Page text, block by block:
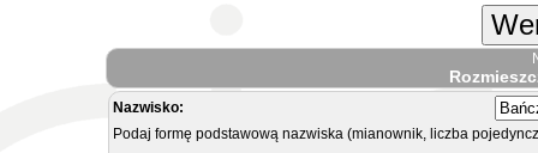
Nazwisko:
Podaj formę podstawową nazwiska (mianownik, liczba